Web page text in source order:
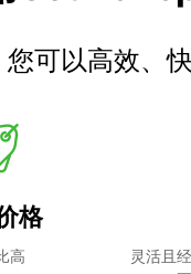
可以高效、
格
高
灵活且